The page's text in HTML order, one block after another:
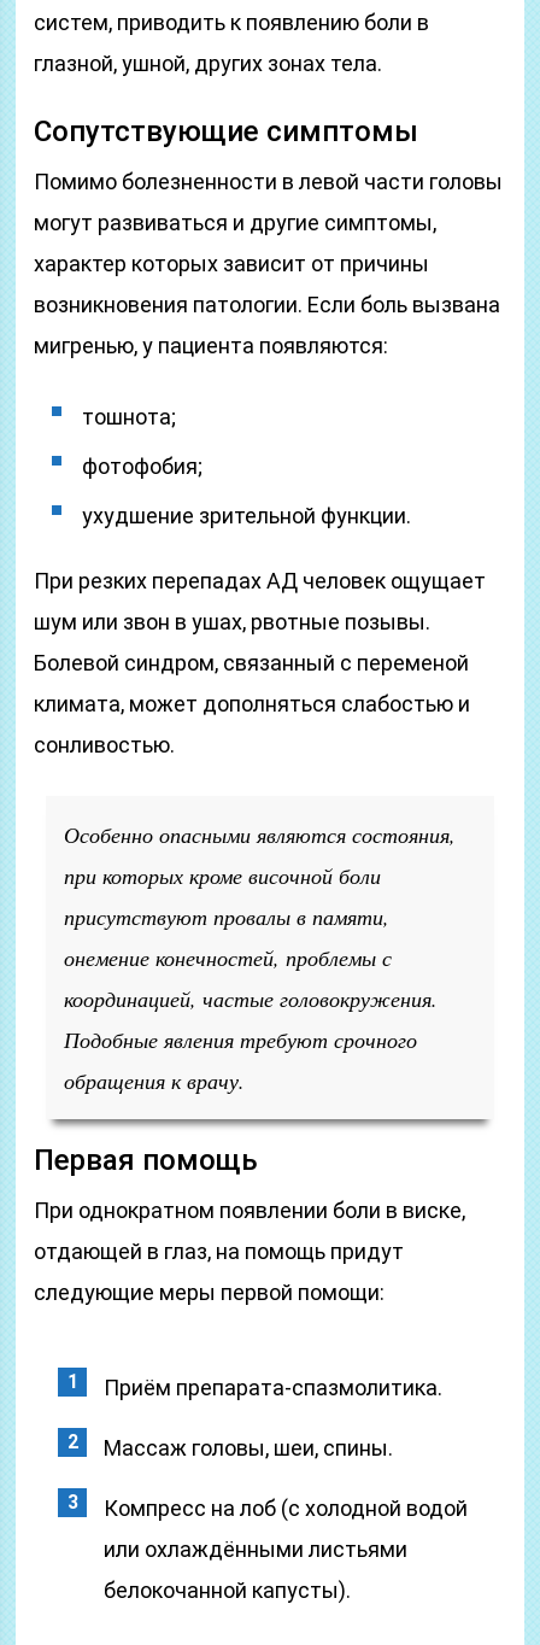
систем, приводить к появлению боли в
глазной, ушной, других зонах тела.
Сопутствующие симптомы
Помимо болезненности в левой части головы
могут развиваться и другие симптомы,
характер которых зависит от причины
возникновения патологии. Если боль вызвана
мигренью, у пациента появляются:
тошнота;
фотофобия;
ухудшение зрительной функции.
При резких перепадах АД человек ощущает
шум или звон в ушах, рвотные позывы.
Болевой синдром, связанный с переменой
климата, может дополняться слабостью и
сонливостью.
Особенно опасными являются состояния,
при которых кроме височной боли
присутствуют провалы в памяти,
онемение конечностей, проблемы с
координацией, частые головокружения.
Подобные явления требуют срочного
обращения к врачу.
Первая помощь
При однократном появлении боли в виске,
отдающей в глаз, на помощь придут
следующие меры первой помощи:
Приём препарата-спазмолитика.
Массаж головы, шеи, спины.
Компресс на лоб (с холодной водой
или охлаждёнными листьями
белокочанной капусты).